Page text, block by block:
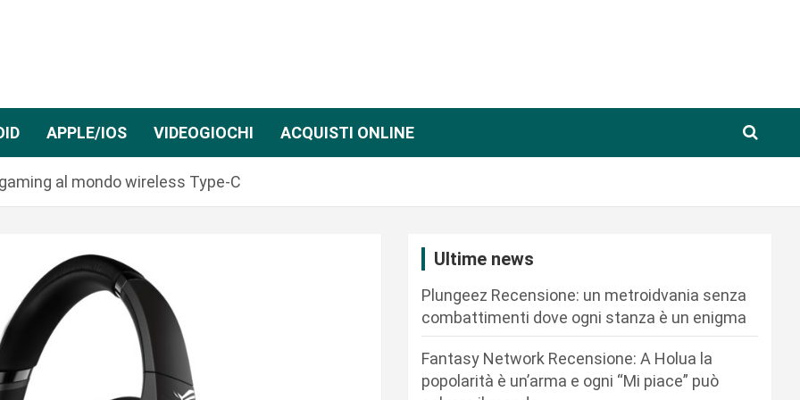
APPLE/IOS VIDEOGIOCHI ACQUISTI ONLINE
al mondo wireless Type-C
Ultime news
Plungeez Recensione: un metroidvania senza
combattimenti dove ogni stanza è un enigma
Fantasy Network Recensione: A Holua la
popolarità è un’arma e ogni “Mi piace” può